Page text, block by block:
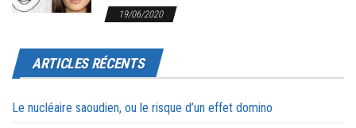
19/06/2020
ARTICLES RÉCENTS
Le nucléaire saoudien, ou le risque d’un effet domino